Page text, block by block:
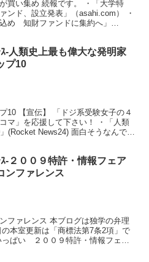
買い集め 続報です。 ・「大学特
ド、設立発表」（asahi.com） ・
め 知財ファンドに集約へ」
ｽ-人類史上最も偉大な発明家
プ10
10 【宣伝】 「ドジ系受験女子の４
マ」を応援して下さい！ ・「人類
(Rocket News24) 面白そうなんで読
ｽ-２００９特許・情報フェア
ンファレンス
ファレンス 本ブログは独学の弁理
本室更新は「商標法第7条2項」で
っぱい ２００９特許・情報フェア